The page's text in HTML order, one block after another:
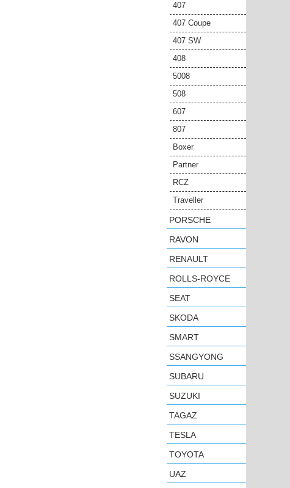
407
407 Coupe
407 SW
408
5008
508
607
807
Boxer
Partner
RCZ
Traveller
PORSCHE
RAVON
RENAULT
ROLLS-ROYCE
SEAT
SKODA
SMART
SSANGYONG
SUBARU
SUZUKI
TAGAZ
TESLA
TOYOTA
UAZ